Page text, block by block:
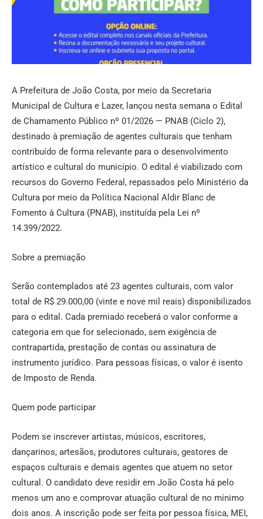
A Prefeitura de João Costa, por meio da Secretaria
Municipal de Cultura e Lazer, lançou nesta semana o Edital
de Chamamento Público nº 01/2026 — PNAB (Ciclo 2),
destinado à premiação de agentes culturais que tenham
contribuído de forma relevante para o desenvolvimento
artístico e cultural do município. O edital é viabilizado com
recursos do Governo Federal, repassados pelo Ministério da
Cultura por meio da Política Nacional Aldir Blanc de
Fomento à Cultura (PNAB), instituída pela Lei nº
14.399/2022.
Sobre a premiação
Serão contemplados até 23 agentes culturais, com valor
total de R$ 29.000,00 (vinte e nove mil reais) disponibilizados
para o edital. Cada premiado receberá o valor conforme a
categoria em que for selecionado, sem exigência de
contrapartida, prestação de contas ou assinatura de
instrumento jurídico. Para pessoas físicas, o valor é isento
de Imposto de Renda.
Quem pode participar
Podem se inscrever artistas, músicos, escritores,
dançarinos, artesãos, produtores culturais, gestores de
espaços culturais e demais agentes que atuem no setor
cultural. O candidato deve residir em João Costa há pelo
menos um ano e comprovar atuação cultural de no mínimo
dois anos. A inscrição pode ser feita por pessoa física, MEI,